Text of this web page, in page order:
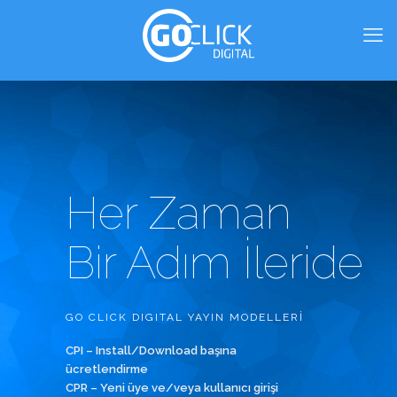
Her Zaman
Bir Adım İleride
GO CLICK DIGITAL YAYIN MODELLERİ
CPI – Install/Download başına
ücretlendirme
CPR – Yeni üye ve/veya kullanıcı girişi